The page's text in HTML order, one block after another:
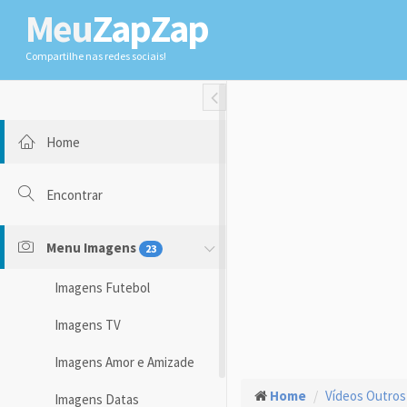
MeuZapZap
Compartilhe nas redes sociais!
Toggle Fullwidth
Home
Encontrar
Menu Imagens 23
Imagens Futebol
Imagens TV
Imagens Amor e Amizade
Imagens Datas Home Vídeos Outros